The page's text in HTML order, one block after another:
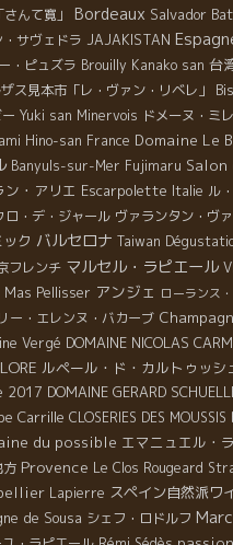
んて寛」 Bordeaux Salvador
・サヴェドラ JAJAKISTAN
・ピュズラ Brouilly Kanako san 台
ス見本市「レ・ヴァン・リベレ」
Yuki san Minervois ドメーヌ・ミ
Hino-san France Domaine Le
Banyuls-sur-Mer Fujimaru
ン・アリエ Escarpolette Italie ル
ロ・デ・ジャール ヴァランタン・ヴ
ク バルセロナ Taiwan
フレンチ マルセル・ラピエール
Mas Pellisser アンジェ ローランス
ー・エレンヌ・バカーブ
Vergé DOMAINE NICOLAS
ルペール・ド・カルトゥッシ
2017 DOMAINE GERARD
Carrille CLOSERIES DES MOUSSIS
du possible エマニュエル・
方 Provence Le Clos Rougeard
Lapierre スペイン自然派ワ
de Sousa シェフ・ロドルフ